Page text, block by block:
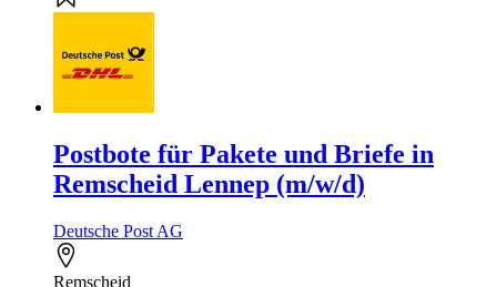
Postbote für Pakete und Briefe in
Remscheid Lennep (m/w/d)
Deutsche Post AG
Remscheid